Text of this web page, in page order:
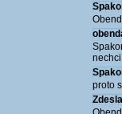
proto